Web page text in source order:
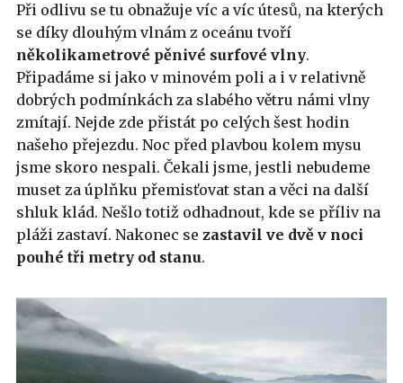
Při odlivu se tu obnažuje víc a víc útesů, na kterých
se díky dlouhým vlnám z oceánu tvoří
několikametrové pěnivé surfové vlny.
Připadáme si jako v minovém poli a i v relativně
dobrých podmínkách za slabého větru námi vlny
zmítají. Nejde zde přistát po celých šest hodin
našeho přejezdu. Noc před plavbou kolem mysu
jsme skoro nespali. Čekali jsme, jestli nebudeme
muset za úplňku přemisťovat stan a věci na další
shluk klád. Nešlo totiž odhadnout, kde se příliv na
pláži zastaví. Nakonec se zastavil ve dvě v noci
pouhé tři metry od stanu.